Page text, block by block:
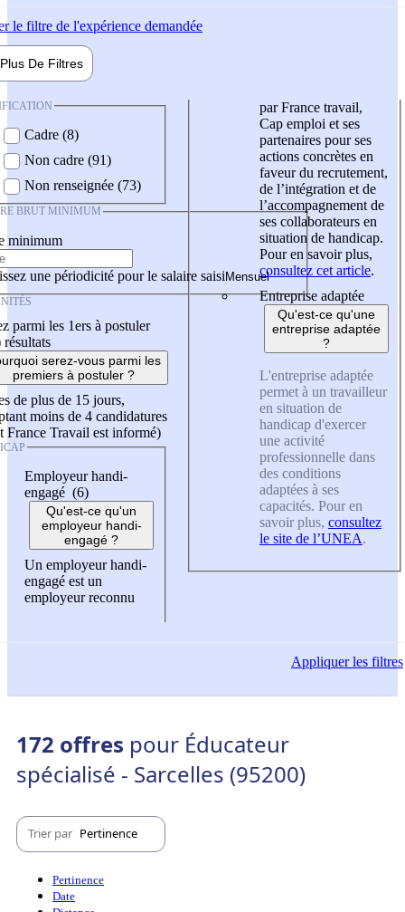
le filtre de l'expérience demandée
Plus De Filtres
Cadre (8)
Non cadre (91)
Non renseignée (73)
BRUT MINIMUM
minimum
une périodicité pour le salaire saisi
parmi les 1ers à postuler
résultats
serez-vous parmi les
premiers à postuler ?
de plus de 15 jours,
moins de 4 candidatures
France Travail est informé)
Employeur handi-
engagé (6)
Qu'est-ce qu'un
employeur handi-
engagé ?
Un employeur handi-
engagé est un
employeur reconnu
par France travail,
Cap emploi et ses
partenaires pour ses
actions concrètes en
faveur du recrutement,
de l’intégration et de
l’accompagnement de
ses collaborateurs en
situation de handicap.
Pour en savoir plus,
consultez cet article.
Entreprise adaptée
Qu'est-ce qu'une
entreprise adaptée
?
L'entreprise adaptée
permet à un travailleur
en situation de
handicap d'exercer
une activité
professionnelle dans
des conditions
adaptées à ses
capacités. Pour en
savoir plus, consultez
le site de l’UNEA.
Appliquerles filtres
172 offres pour Éducateur
spécialisé - Sarcelles (95200)
Trier par Pertinence
Pertinence
Date